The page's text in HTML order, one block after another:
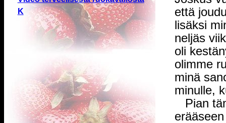
K
että
lisäksi
neljäs
oli
olimme
minä
minulle,
Pian